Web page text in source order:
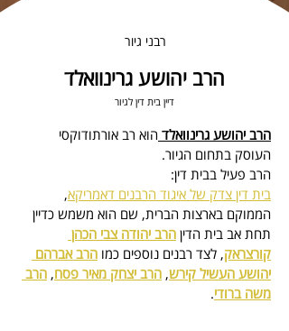
רבני גיור
הרב יהושע גרינוואלד
דיין בית דין לגיור
הרב יהושע גרינוואלד הוא רב אורתודוקסי
העוסק בתחום הגיור.
הרב פעיל בבית דין:
בית דין צדק של איגוד הרבנים דאמריקא,
הממוקם בארצות הברית, שם הוא משמש כדיין
תחת אב בית הדין הרב יהודה צבי הכהן
קורצראק, לצד רבנים נוספים כמו הרב אברהם
יהושע העשיל קירש, הרב יצחק מאיר פסח, הרב
משה ברודי.